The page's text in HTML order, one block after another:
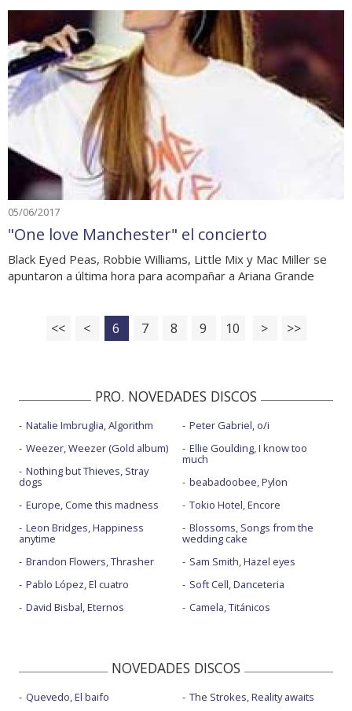
05/06/2017
"One love Manchester" el concierto
Black Eyed Peas, Robbie Williams, Little Mix y Mac Miller se
apuntaron a última hora para acompañar a Ariana Grande
<< < 6 7 8 9 10 > >>
PRO. NOVEDADES DISCOS
Natalie Imbruglia, Algorithm
Weezer, Weezer (Gold album)
Nothing but Thieves, Stray
dogs
Europe, Come this madness
Leon Bridges, Happiness
anytime
Brandon Flowers, Thrasher
Pablo López, El cuatro
David Bisbal, Eternos
Peter Gabriel, o/i
Ellie Goulding, I know too
much
beabadoobee, Pylon
Tokio Hotel, Encore
Blossoms, Songs from the
wedding cake
Sam Smith, Hazel eyes
Soft Cell, Danceteria
Camela, Titánicos
NOVEDADES DISCOS
Quevedo, El baifo
The Strokes, Reality awaits